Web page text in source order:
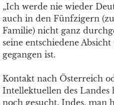
„Ich werde nie wieder
auch in den Fünfzigern
Familie) nicht ganz
seine entschiedene
gegangen ist.
Kontakt nach Österreich
Intellektuellen des Landes
noch gesucht. Indes, man